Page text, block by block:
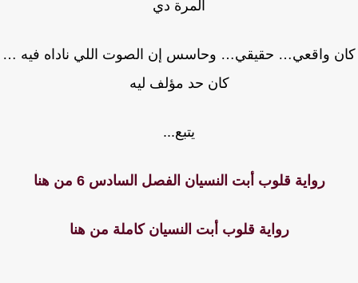
المرة دي
واقعي… حقيقي… وحاسس إن الصوت اللي ناداه فيه …
كان حد مؤلف ليه
يتبع...
رواية قلوب أبت النسيان الفصل السادس 6 من هنا
رواية قلوب أبت النسيان كاملة من هنا